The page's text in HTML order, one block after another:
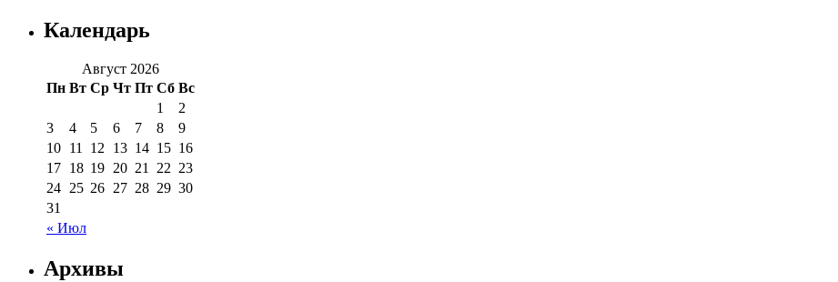
Календарь
Август 2026
Пн Вт Ср Чт Пт Сб Вс
« Июл
1
2
3
4 5 6 7 8
9
10 11 12 13 14 15 16
17 18 19 20 21 22 23
24 25 26 27 28 29 30
31
Архивы